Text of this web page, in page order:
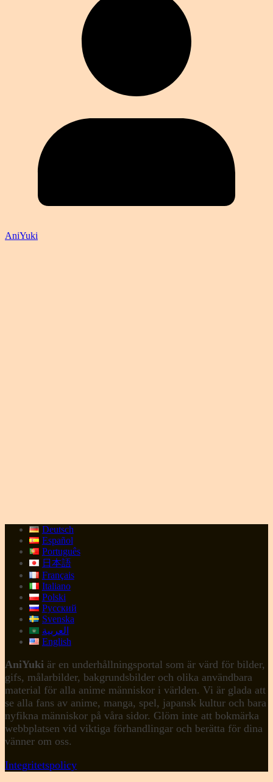
AniYuki
Deutsch
Español
Português
日本語
Français
Italiano
Polski
Русский
Svenska
العربية
English
AniYuki är en underhållningsportal som är värd för bilder,
gifs, målarbilder, bakgrundsbilder och olika användbara
material för alla anime människor i världen. Vi är glada att
se alla fans av anime, manga, spel, japansk kultur och bara
nyfikna människor på våra sidor. Glöm inte att bokmärka
webbplatsen vid viktiga förhandlingar och berätta för dina
vänner om oss.
Integritetspolicy